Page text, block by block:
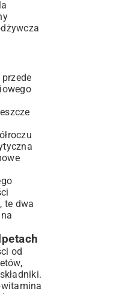
te dwa
od